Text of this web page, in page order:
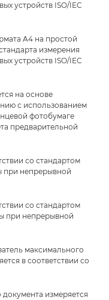
устройств ISO/IEC
A4 на простой
измерения
устройств ISO/IEC
на основе
с использованием
фотобумаге
предварительной
со стандартом
при непрерывной
со стандартом
при непрерывной
максимального
в соответствии со
измеряется